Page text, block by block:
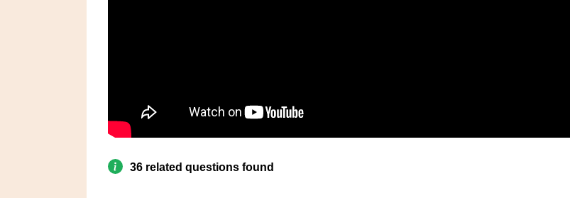
36 related questions found